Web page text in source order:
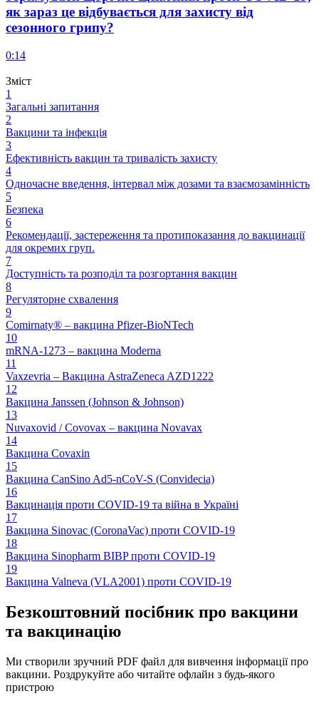
як зараз це відбувається для захисту від
сезонного грипу?
0:14
Зміст
1
Загальні запитання
2
Вакцини та інфекція
3
Ефективність вакцин та тривалість захисту
4
Одночасне введення, інтервал між дозами та взаємозамінність
5
Безпека
6
Рекомендації, застереження та протипоказання до вакцинації
для окремих груп.
7
Доступність та розподіл та розгортання вакцин
8
Регуляторне схвалення
9
Comirnaty® – вакцина Pfizer-BioNTech
10
mRNA-1273 – вакцина Moderna
11
Vaxzevria – Вакцина AstraZeneca AZD1222
12
Вакцина Janssen (Johnson & Johnson)
13
Nuvaxovid / Covovax – вакцина Novavax
14
Вакцина Covaxin
15
Вакцина CanSino Ad5-nCoV-S (Convidecia)
16
Вакцинація проти COVID-19 та війна в Україні
17
Вакцина Sinovac (CoronaVac) проти COVID-19
18
Вакцина Sinopharm BIBP проти COVID-19
19
Вакцина Valneva (VLA2001) проти COVID-19
Безкоштовний посібник про вакцини
та вакцинацію
Ми створили зручний PDF файл для вивчення інформації про
вакцини. Роздрукуйте або читайте офлайн з будь-якого
пристрою